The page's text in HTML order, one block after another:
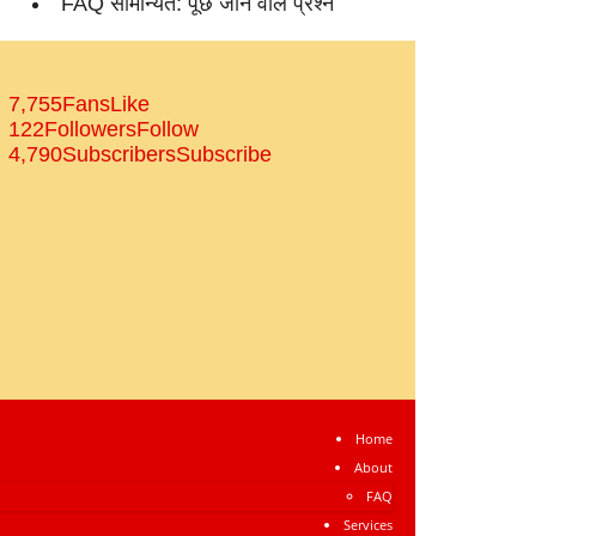
7,755FansLike
122FollowersFollow
4,790SubscribersSubscribe
Home
About
FAQ
Services